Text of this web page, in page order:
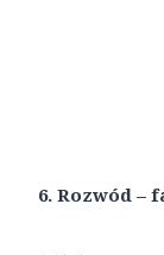
6. Rozwód –